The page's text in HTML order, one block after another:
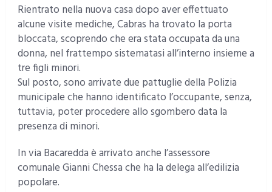
Rientrato nella nuova casa dopo aver effettuato
alcune visite mediche, Cabras ha trovato la porta
bloccata, scoprendo che era stata occupata da una
donna, nel frattempo sistematasi all’interno insieme a
tre figli minori.
Sul posto, sono arrivate due pattuglie della Polizia
municipale che hanno identificato l’occupante, senza,
tuttavia, poter procedere allo sgombero data la
presenza di minori.
In via Bacaredda è arrivato anche l’assessore
comunale Gianni Chessa che ha la delega all’edilizia
popolare.